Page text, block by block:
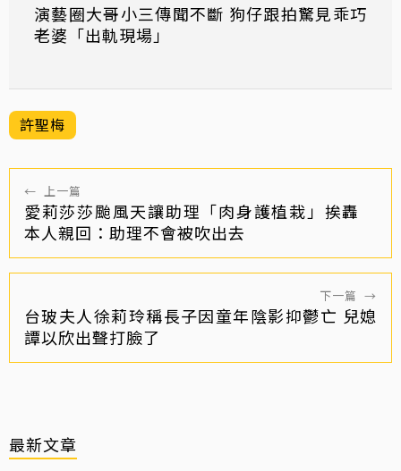
演藝圈大哥小三傳聞不斷 狗仔跟拍驚見乖巧
老婆「出軌現場」
許聖梅
← 上一篇
愛莉莎莎颱風天讓助理「肉身護植栽」挨轟
本人親回：助理不會被吹出去
下一篇 →
台玻夫人徐莉玲稱長子因童年陰影抑鬱亡 兒媳
譚以欣出聲打臉了
最新文章